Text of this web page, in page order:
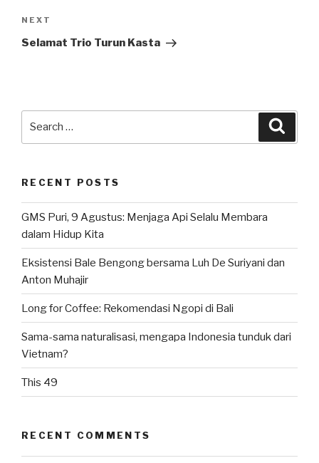
Next
Post
NEXT
Selamat Trio Turun Kasta
RECENT POSTS
GMS Puri, 9 Agustus: Menjaga Api Selalu Membara
dalam Hidup Kita
Eksistensi Bale Bengong bersama Luh De Suriyani dan
Anton Muhajir
Long for Coffee: Rekomendasi Ngopi di Bali
Sama-sama naturalisasi, mengapa Indonesia tunduk dari
Vietnam?
This 49
RECENT COMMENTS